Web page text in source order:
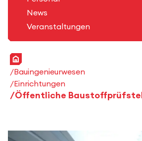
News
Veranstaltungen
Startseite
Bauingenieurwesen
Einrichtungen
Öffentliche